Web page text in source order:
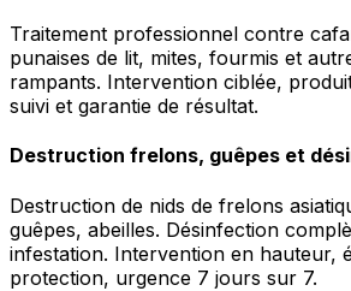
Traitement professionnel contre
punaises de lit, mites, fourmis et
rampants. Intervention ciblée,
suivi et garantie de résultat.
Destruction frelons, guêpes et
Destruction de nids de frelons
guêpes, abeilles. Désinfection
infestation. Intervention en hauteur,
protection, urgence 7 jours sur 7.